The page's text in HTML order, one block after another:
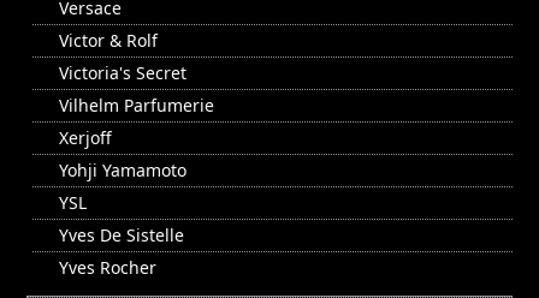
Versace
Victor & Rolf
Victoria's Secret
Vilhelm Parfumerie
Xerjoff
Yohji Yamamoto
YSL
Yves De Sistelle
Yves Rocher